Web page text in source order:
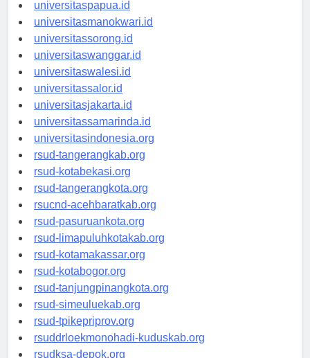
universitaspapua.id
universitasmanokwari.id
universitassorong.id
universitaswanggar.id
universitaswalesi.id
universitassalor.id
universitasjakarta.id
universitassamarinda.id
universitasindonesia.org
rsud-tangerangkab.org
rsud-kotabekasi.org
rsud-tangerangkota.org
rsucnd-acehbaratkab.org
rsud-pasuruankota.org
rsud-limapuluhkotakab.org
rsud-kotamakassar.org
rsud-kotabogor.org
rsud-tanjungpinangkota.org
rsud-simeuluekab.org
rsud-tpikepriprov.org
rsuddrloekmonohadi-kuduskab.org